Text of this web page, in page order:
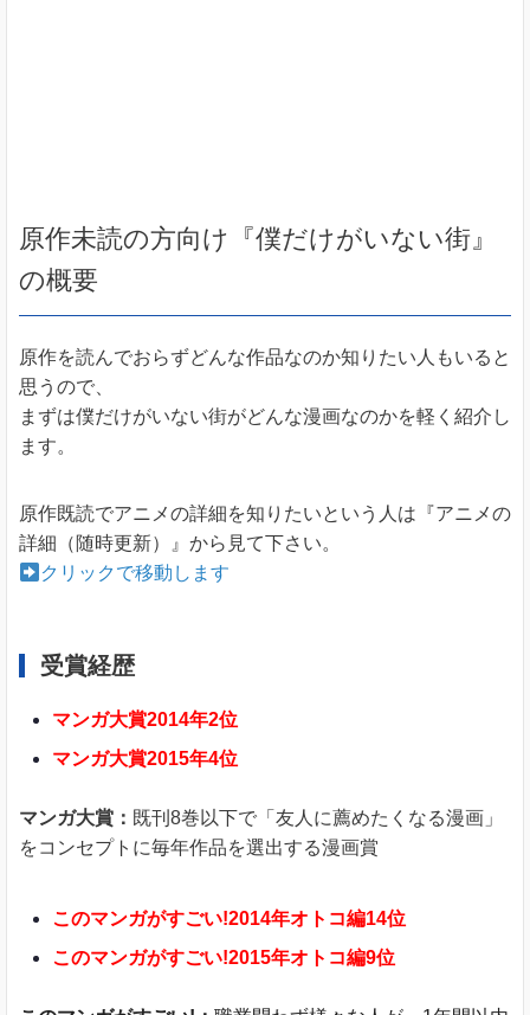
原作未読の方向け『僕だけがいない街』
の概要
原作を読んでおらずどんな作品なのか知りたい人もいると
思うので、
まずは僕だけがいない街がどんな漫画なのかを軽く紹介し
ます。
原作既読でアニメの詳細を知りたいという人は『アニメの
詳細（随時更新）』から見て下さい。
クリックで移動します
受賞経歴
マンガ大賞2014年2位
マンガ大賞2015年4位
マンガ大賞： 既刊8巻以下で「友人に薦めたくなる漫画」
をコンセプトに毎年作品を選出する漫画賞
このマンガがすごい!2014年オトコ編14位
このマンガがすごい!2015年オトコ編9位